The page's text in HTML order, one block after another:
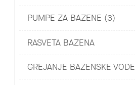
PUMPE ZA BAZENE (3)
RASVETA BAZENA
GREJANJE BAZENSKE VODE